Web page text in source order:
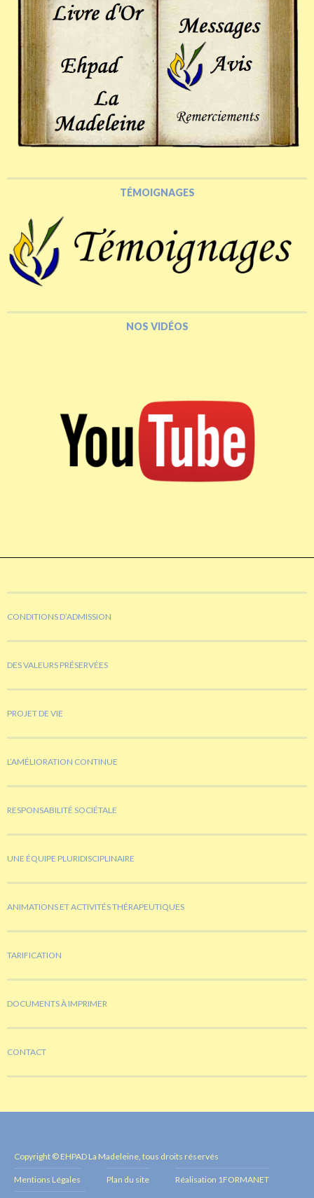
TÉMOIGNAGES
NOS VIDÉOS
CONDITIONS D’ADMISSION
DES VALEURS PRÉSERVÉES
PROJET DE VIE
L’AMÉLIORATION CONTINUE
RESPONSABILITÉ SOCIÉTALE
UNE ÉQUIPE PLURIDISCIPLINAIRE
ANIMATIONS ET ACTIVITÉS THÉRAPEUTIQUES
TARIFICATION
DOCUMENTS À IMPRIMER
CONTACT
Copyright © EHPAD La Madeleine, tous droits réservés
Mentions Légales Plan du site Réalisation 1FORMANET